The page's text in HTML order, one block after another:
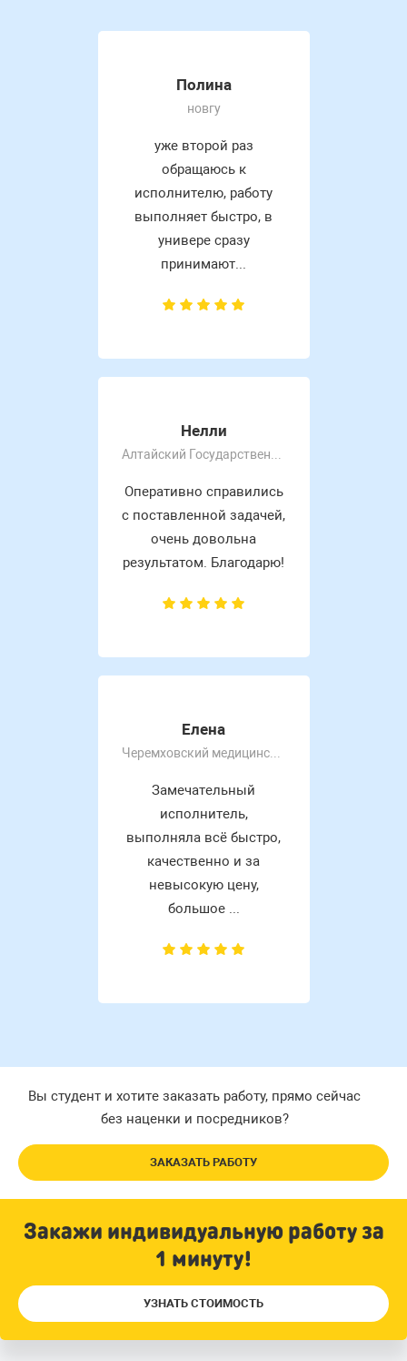
Полина
новгу
уже второй раз
обращаюсь к
исполнителю, работу
выполняет быстро, в
универе сразу
принимают...
Нелли
Оперативно справились
с поставленной задачей,
очень довольна
результатом. Благодарю!
Елена
Черемховский медицинский колледж
Замечательный
исполнитель,
выполняла всё быстро,
качественно и за
невысокую цену,
большое ...
Вы студент и хотите заказать работу, прямо сейчас
без наценки и посредников?
ЗАКАЗАТЬ РАБОТУ
Закажи индивидуальную работу за
1 минуту!
УЗНАТЬ СТОИМОСТЬ